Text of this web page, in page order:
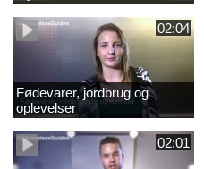
dig og du bidrager til den
02:04
Fødevarer, jordbrug og
oplevelser
02:01